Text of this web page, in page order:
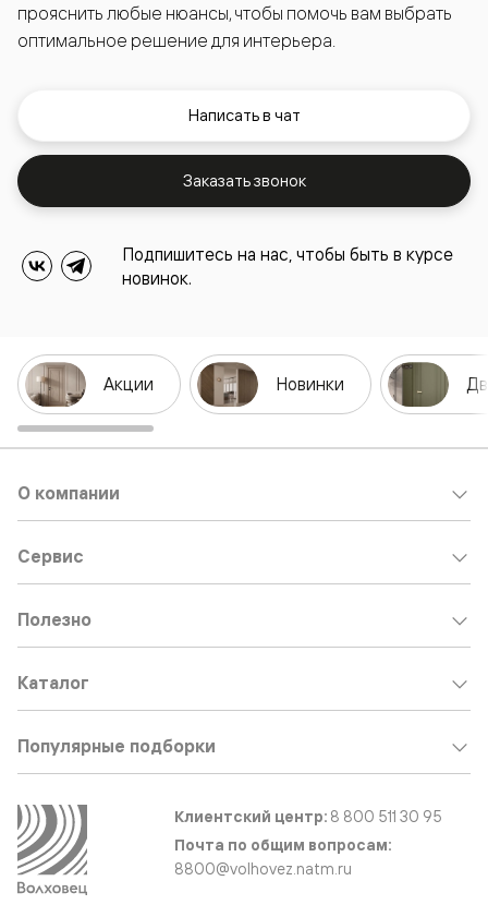
прояснить любые нюансы, чтобы помочь вам выбрать
оптимальное решение для интерьера.
Написать в чат
Заказать звонок
Подпишитесь на нас, чтобы быть в курсе
новинок.
Акции Новинки
О компании
Сервис
Полезно
Каталог
Популярные подборки
Клиентский центр: 8 800 511 30 95
Почта по общим вопросам:
8800@volhovez.natm.ru